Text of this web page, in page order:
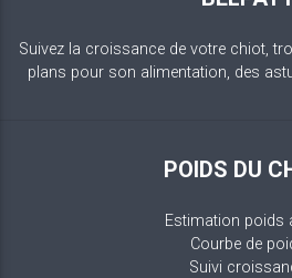
Suivez la croissance de votre chiot,
plans pour son alimentation, des
POIDS DU
Estimation poids
Courbe de
Suivi